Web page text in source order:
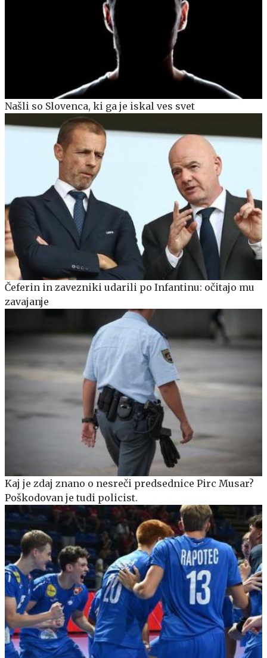
Našli so Slovenca, ki ga je iskal ves svet
Čeferin in zavezniki udarili po Infantinu: očitajo mu
zavajanje
Kaj je zdaj znano o nesreči predsednice Pirc Musar?
Poškodovan je tudi policist.